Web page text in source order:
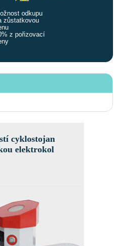
odkupu
zůstatkovou
z pořizovací
cyklostojan
elektrokol